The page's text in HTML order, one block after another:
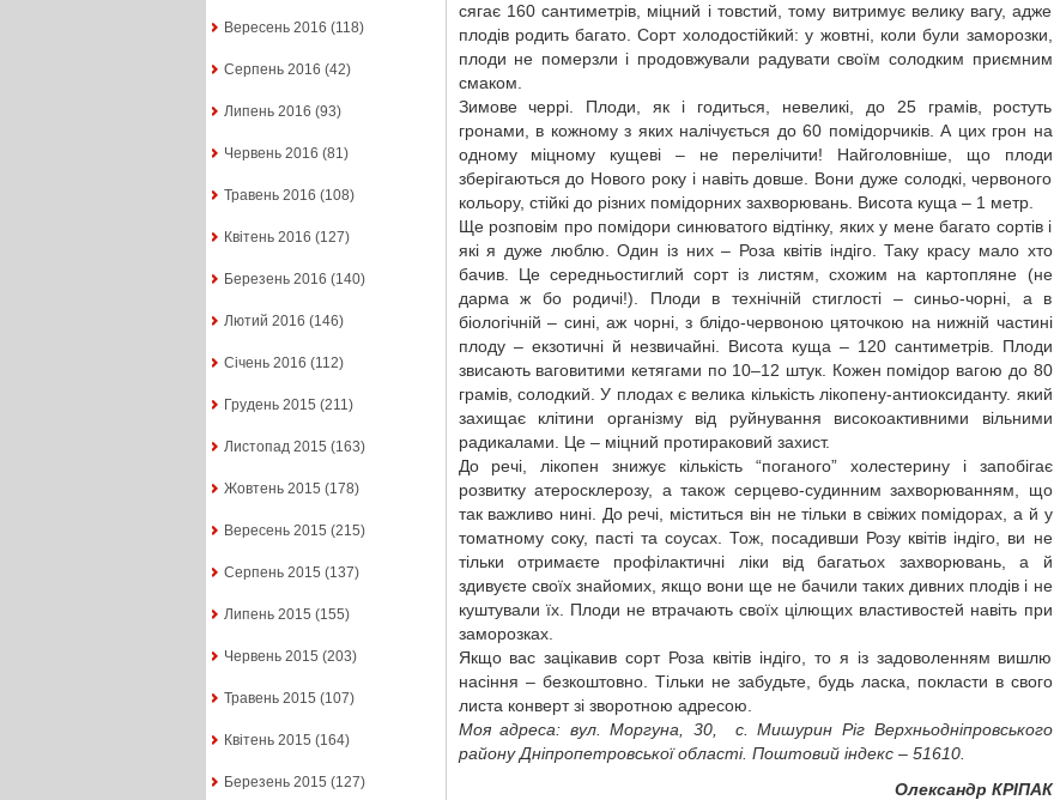
Вересень 2016 (118)
Серпень 2016 (42)
Липень 2016 (93)
Червень 2016 (81)
Травень 2016 (108)
Квітень 2016 (127)
Березень 2016 (140)
Лютий 2016 (146)
Січень 2016 (112)
Грудень 2015 (211)
Листопад 2015 (163)
Жовтень 2015 (178)
Вересень 2015 (215)
Серпень 2015 (137)
Липень 2015 (155)
Червень 2015 (203)
Травень 2015 (107)
Квітень 2015 (164)
Березень 2015 (127)
сягає 160 сантиметрів, міцний і товстий, тому витримує велику вагу, адже
плодів родить багато. Сорт холодостійкий: у жовтні, коли були заморозки,
плоди не померзли і продовжували радувати своїм солодким приємним
смаком.
Зимове черрі. Плоди, як і годиться, невеликі, до 25 грамів, ростуть
гронами, в кожному з яких налічується до 60 помідорчиків. А цих грон на
одному міцному кущеві – не перелічити! Найголовніше, що плоди
зберігаються до Нового року і навіть довше. Вони дуже солодкі, червоного
кольору, стійкі до різних помідорних захворювань. Висота куща – 1 метр.
Ще розповім про помідори синюватого відтінку, яких у мене багато сортів і
які я дуже люблю. Один із них – Роза квітів індіго. Таку красу мало хто
бачив. Це середньостиглий сорт із листям, схожим на картопляне (не
дарма ж бо родичі!). Плоди в технічній стиглості – синьо-чорні, а в
біологічній – сині, аж чорні, з блідо-червоною цяточкою на нижній частині
плоду – екзотичні й незвичайні. Висота куща – 120 сантиметрів. Плоди
звисають ваговитими кетягами по 10–12 штук. Кожен помідор вагою до 80
грамів, солодкий. У плодах є велика кількість лікопену-антиоксиданту. який
захищає клітини організму від руйнування високоактивними вільними
радикалами. Це – міцний протираковий захист.
До речі, лікопен знижує кількість “поганого” холестерину і запобігає
розвитку атеросклерозу, а також серцево-судинним захворюванням, що
так важливо нині. До речі, міститься він не тільки в свіжих помідорах, а й у
томатному соку, пасті та соусах. Тож, посадивши Розу квітів індіго, ви не
тільки отримаєте профілактичні ліки від багатьох захворювань, а й
здивуєте своїх знайомих, якщо вони ще не бачили таких дивних плодів і не
куштували їх. Плоди не втрачають своїх цілющих властивостей навіть при
заморозках.
Якщо вас зацікавив сорт Роза квітів індіго, то я із задоволенням вишлю
насіння – безкоштовно. Тільки не забудьте, будь ласка, покласти в свого
листа конверт зі зворотною адресою.
Моя адреса: вул. Моргуна, 30,
с. Мишурин Ріг Верхньодніпровського
району Дніпропетровської області. Поштовий індекс – 51610.
Олександр КРІПАК